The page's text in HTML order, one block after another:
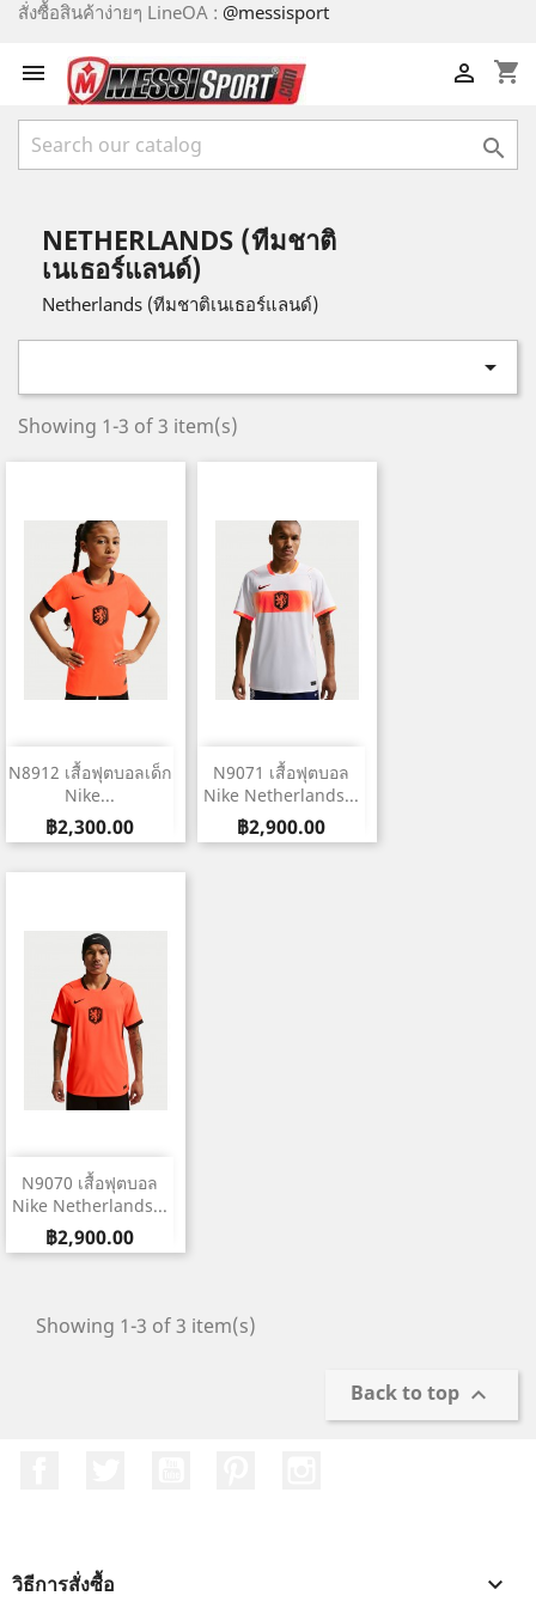
สั่งซื้อสินค้าง่ายๆ LineOA : @messisport
 shopping_cart


NETHERLANDS (ทีมชาติ
เนเธอร์แลนด์)
Netherlands (ทีมชาติเนเธอร์แลนด์)

Showing 1-3 of 3 item(s)
N8912 เสื้อฟุตบอลเด็ก
Nike...
ราคา
฿2,300.00
N9071 เสื้อฟุตบอล
Nike Netherlands...
ราคา
฿2,900.00
N9070 เสื้อฟุตบอล
Nike Netherlands...
ราคา
฿2,900.00
Showing 1-3 of 3 item(s)
Back to top 
วิธีการสั่งซื้อ 